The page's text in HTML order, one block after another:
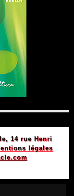
14 rue Henri
légales